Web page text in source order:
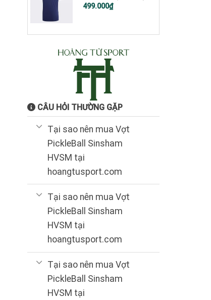
Giá
499.000₫
Giá
499.000₫.
CÂU HỎI THƯỜNG GẶP
Tại sao nên mua Vợt
PickleBall Sinsham
HVSM tại
hoangtusport.com
Tại sao nên mua Vợt
PickleBall Sinsham
HVSM tại
hoangtusport.com
Tại sao nên mua Vợt
PickleBall Sinsham
HVSM tại